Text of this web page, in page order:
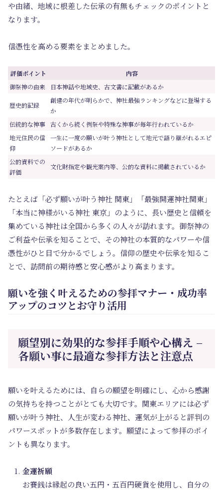
や由緒、地域に根差した伝承の有無もチェックのポイントと
なります。
信憑性を高める要素をまとめました。
評価ポイント
内容
御祭神の由来
日本神話や地域史、古文書に記載があるか
歴史的記録
創建の年代が明らかで、神社最強ランキングなどに登場する
か
伝統的な神事 古くから続く例祭や特殊な神事が毎年行われているか
地元住民の信
仰
一生に一度の願いが叶う神社として地元で語り継がれるエピ
ソードがあるか
公的資料での
評価
文化財指定や観光案内等、公的な資料に掲載されているか
たとえば「必ず願いが叶う神社 関東」「最強開運神社関東」
「本当に神様がいる神社 東京」のように、長い歴史と信頼を
集めている神社は全国から多くの人々が訪れます。御祭神の
ご利益や伝承を知ることで、その神社の本質的なパワーや信
憑性がひと目で分かるでしょう。信仰の歴史や伝承を知るこ
とで、訪問前の期待感と安心感がより高まります。
願いを強く叶えるための参拝マナー・成功率
アップのコツとお守り活用
願望別に効果的な参拝手順や心構え –
各願い事に最適な参拝方法と注意点
願いを叶えるためには、自らの願望を明確にし、心から感謝
の気持ちを持つことがとても大切です。関東エリアには必ず
願いが叶う神社、人生が変わる神社、運気が上がると評判の
パワースポットが多数存在します。願望によって参拝のポイ
ントも異なります。
金運祈願
お賽銭は縁起の良い五円・五百円硬貨を使用し、自分の